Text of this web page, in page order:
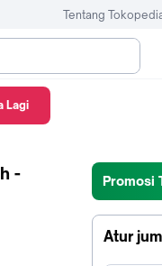
Tentang
Promosi
Atur
-
Lagi